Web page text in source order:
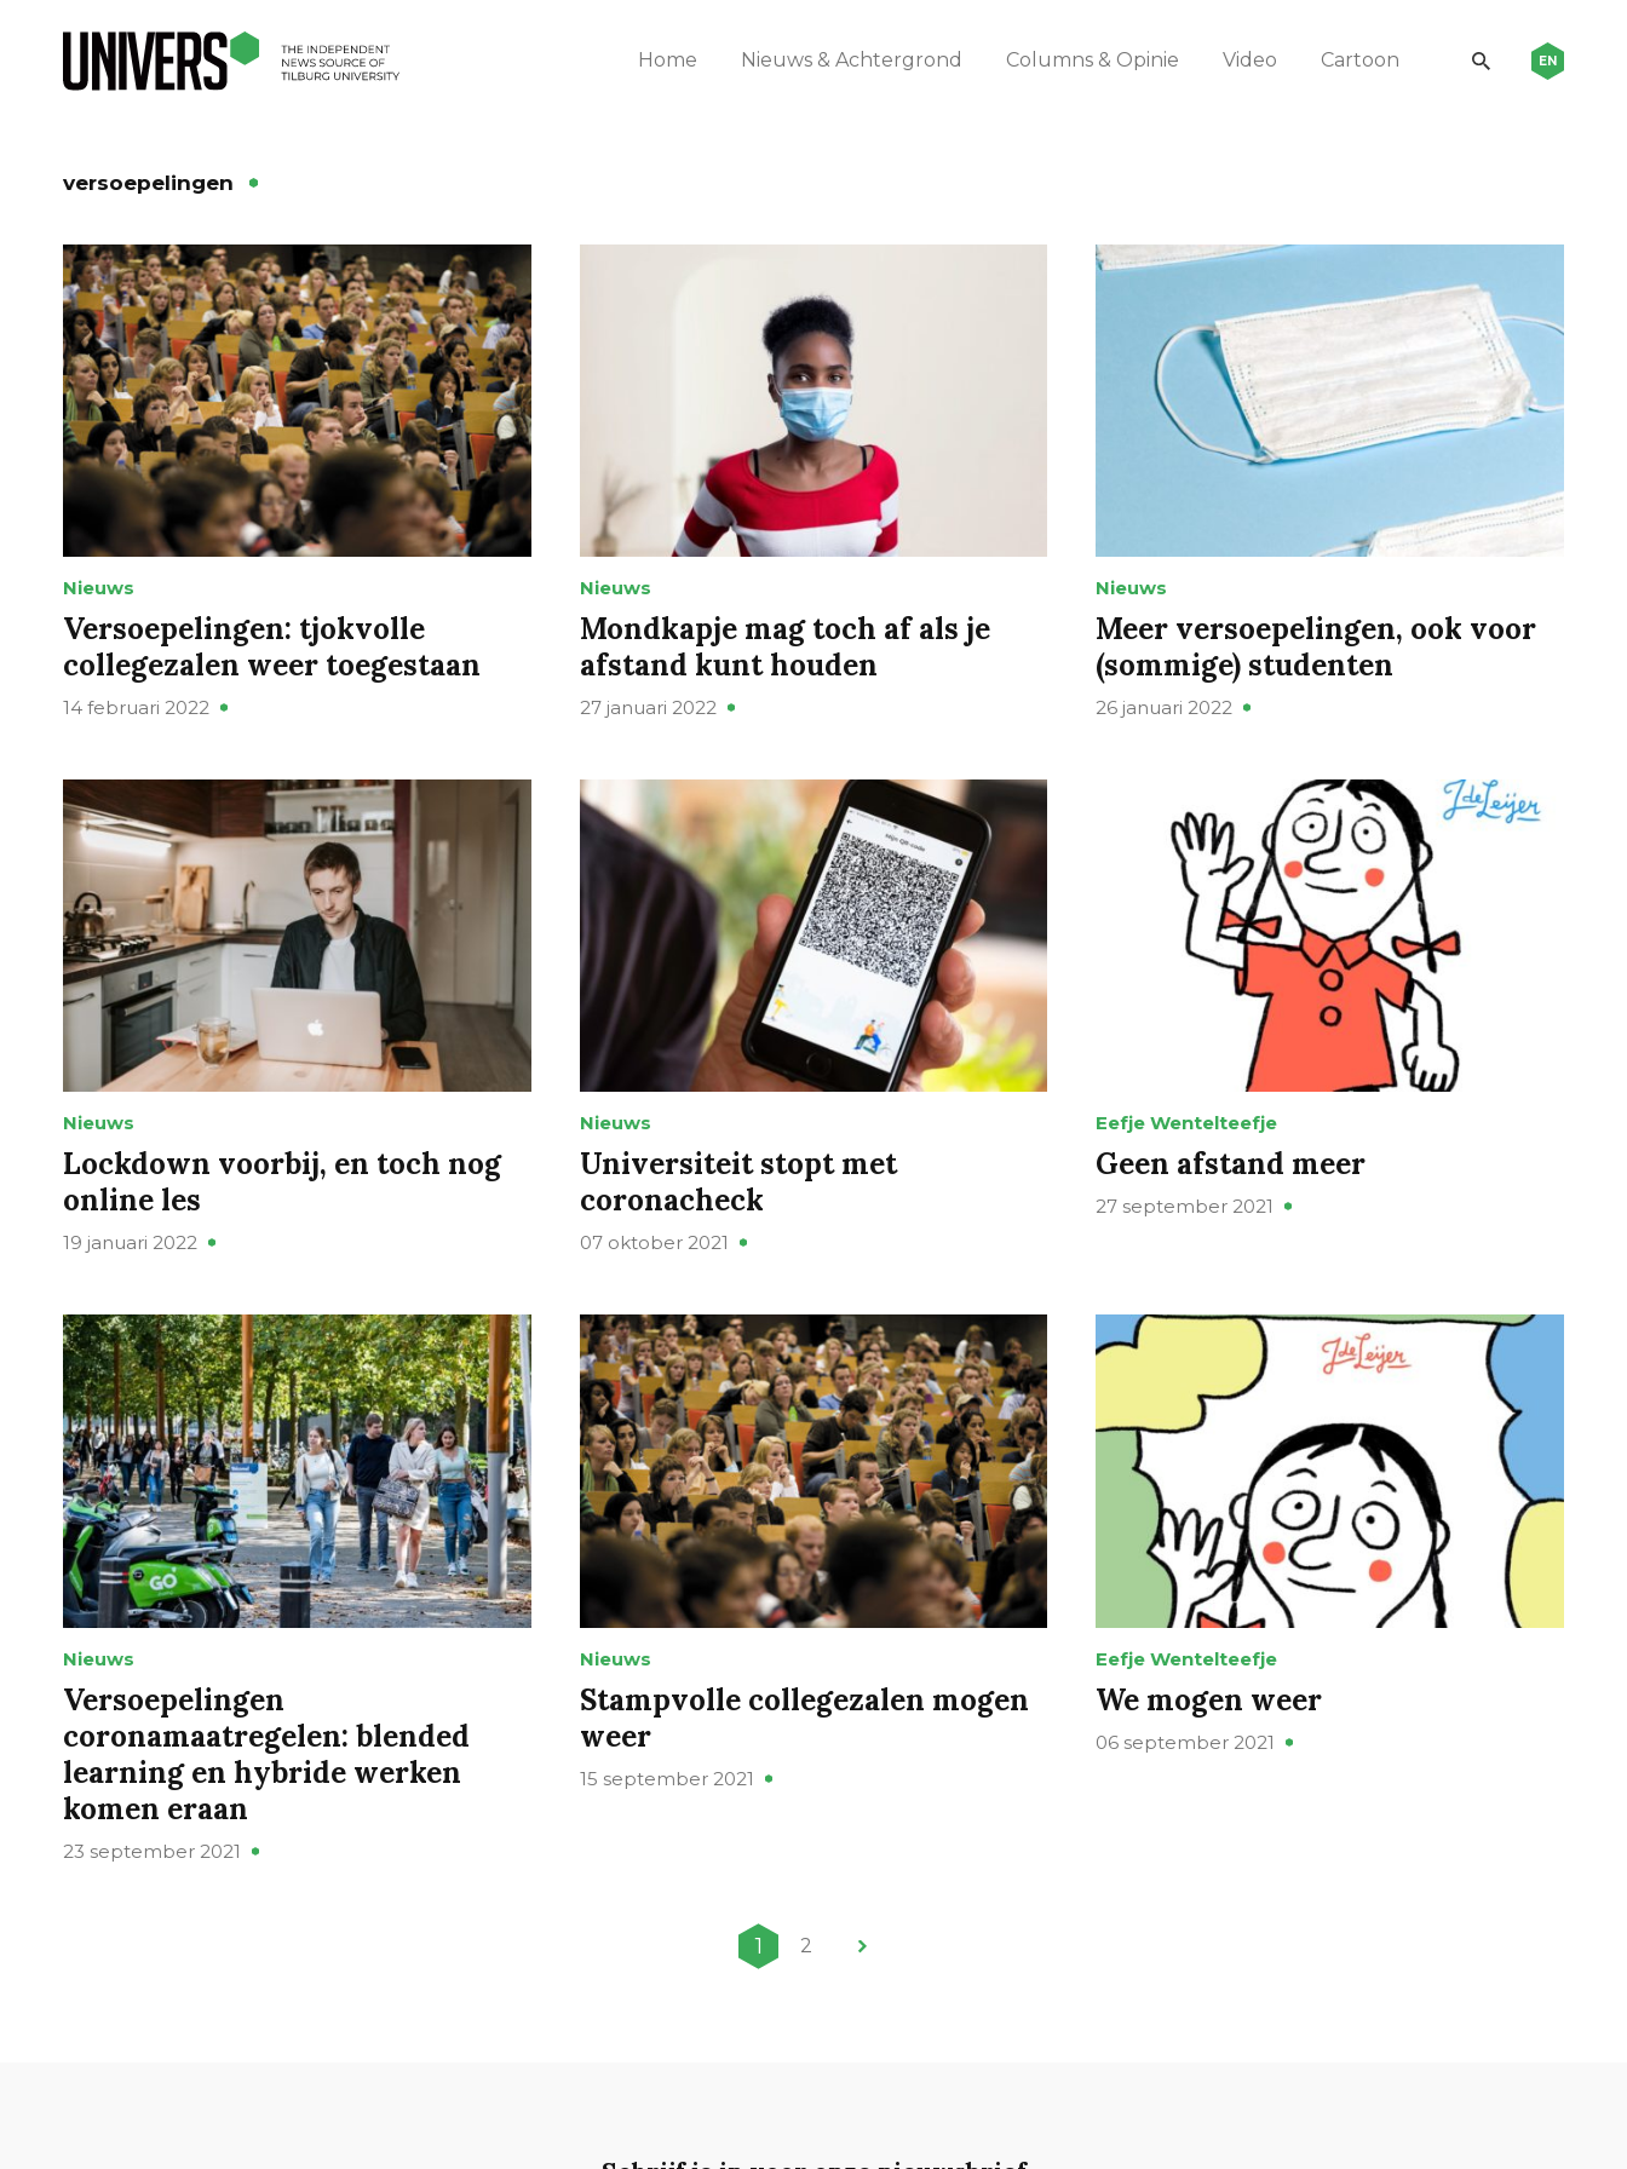
Home Nieuws & Achtergrond Columns & Opinie Video Cartoon EN
versoepelingen
Nieuws
Versoepelingen: tjokvolle
collegezalen weer toegestaan
14 februari 2022
Nieuws
Mondkapje mag toch af als je
afstand kunt houden
27 januari 2022
Nieuws
Meer versoepelingen, ook voor
(sommige) studenten
26 januari 2022
Nieuws
Lockdown voorbij, en toch nog
online les
19 januari 2022
Nieuws
Universiteit stopt met
coronacheck
07 oktober 2021
Eefje Wentelteefje
Geen afstand meer
27 september 2021
Nieuws
Versoepelingen
coronamaatregelen: blended
learning en hybride werken
komen eraan
23 september 2021
Nieuws
Stampvolle collegezalen mogen
weer
15 september 2021
Eefje Wentelteefje
We mogen weer
06 september 2021
1 2